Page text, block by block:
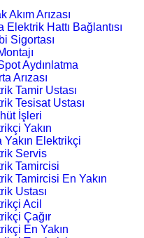
Akım Arızası
Hattı Bağlantısı
Sigortası
Aydınlatma
Arızası
Tamir Ustası
Tesisat Ustası
İşleri
Yakın
Yakın Elektrikçi
Servis
Tamircisi
Tamircisi En Yakın
Ustası
Acil
Çağır
En Yakın